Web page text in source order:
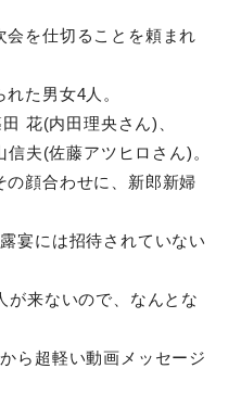
会を仕切ることを頼まれ
た男女4人。
花(内田理央さん)、
夫(佐藤アツヒロさん)。
の顔合わせに、新郎新婦
宴には招待されていない
が来ないので、なんとな
ら超軽い動画メッセージ